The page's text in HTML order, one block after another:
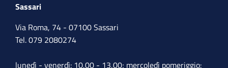
Sassari
Via Roma, 74 - 07100 Sassari
Tel. 079 2080274
lunedì - venerdì: 10,00 - 13,00; mercoledì pomeriggio: